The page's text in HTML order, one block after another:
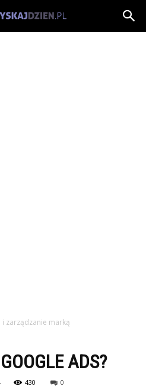
i zarządzanie marką
ADS?
430 0